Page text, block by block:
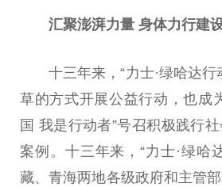
汇聚澎湃力量 身体力行建
十三年来，“力士·绿哈达
草的方式开展公益行动，也成
国 我是行动者”号召积极践行
案例。十三年来，“力士·绿哈
藏、青海两地各级政府和主管